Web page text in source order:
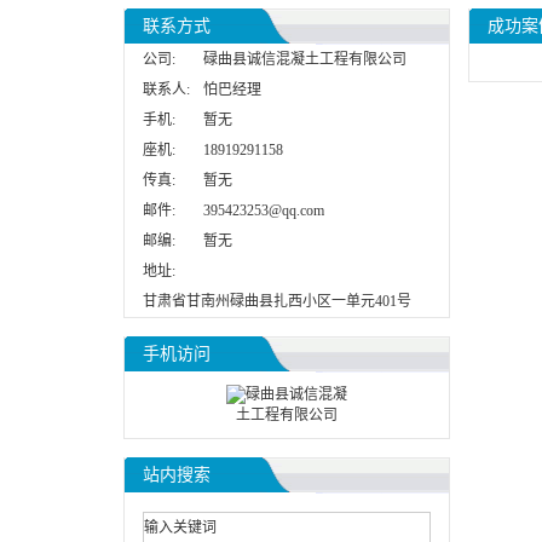
联系方式
公司:
碌曲县诚信混凝土工程有限公司
联系人:
怕巴经理
手机:
暂无
座机:
18919291158
传真:
暂无
邮件:
395423253@qq.com
邮编:
暂无
地址:
甘肃省甘南州碌曲县扎西小区一单元401号
手机访问
站内搜索
成功案